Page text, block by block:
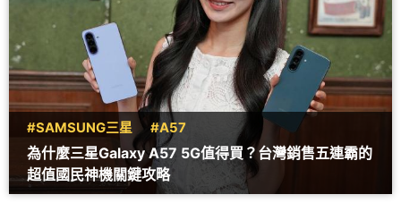
#SAMSUNG三星 #A57
為什麼三星Galaxy A57 5G值得買？台灣銷售五連霸的
超值國民神機關鍵攻略